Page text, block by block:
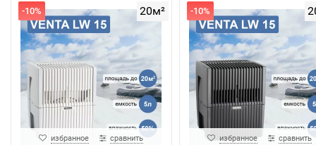
воды. Поэтому никакого солевого налета не
И, наконец, это эффективная очистка от пыли и
аллергенов. Увлажняющие пластины принимают на
себя частицы пыли, пыльцы, сажи, которые затем
смываются в поддон с водой.
Еще ряд важных моментов в
увлажнителей-очистителей
20м²
-10%
избранное сравнить
-10%
избранное сравнить